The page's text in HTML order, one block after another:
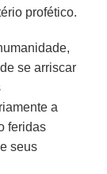
profético.
se arriscar
a
feridas
seus